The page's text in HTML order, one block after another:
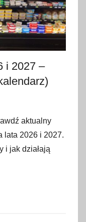
i 2027 –
aktualny
lata 2026 i 2027.
i jak działają